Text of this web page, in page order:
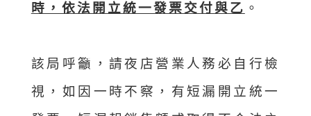
時，依法開立統一發票交付與乙 。
該局呼籲，請夜店營業人務必自行檢
視，如因一時不察，有短漏開立統一